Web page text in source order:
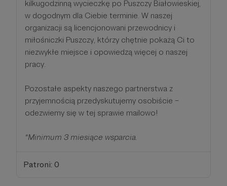
kilkugodzinną wycieczkę po Puszczy Białowieskiej,
w dogodnym dla Ciebie terminie. W naszej
organizacji są licencjonowani przewodnicy i
miłośniczki Puszczy, którzy chętnie pokażą Ci to
niezwykłe miejsce i opowiedzą więcej o naszej
pracy.
Pozostałe aspekty naszego partnerstwa z
przyjemnością przedyskutujemy osobiście –
odezwiemy się w tej sprawie mailowo!
*Minimum 3 miesiące wsparcia.
Patroni: 0